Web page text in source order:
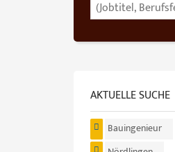
AKTUELLE SUCHE
Bauingenieur